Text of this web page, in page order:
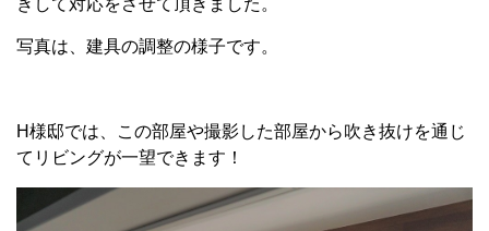
きして対応をさせて頂きました。
写真は、建具の調整の様子です。
H様邸では、この部屋や撮影した部屋から吹き抜けを通じ
てリビングが一望できます！